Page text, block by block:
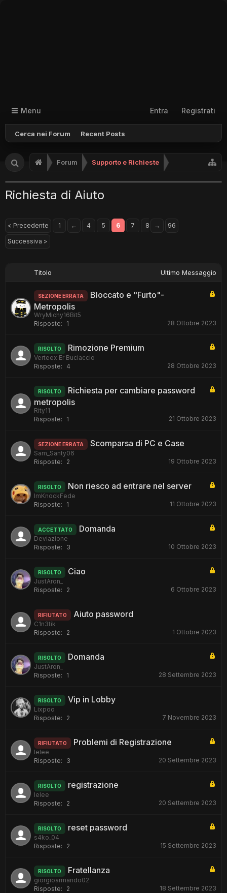
Menu
Cerca nei Forum Recent Posts
Entra Registrati
Forum Supporto e Richieste
Richiesta di Aiuto
< Precedente 1 ← 4 5 6 7 8 → 96
Successiva >
Titolo Ultimo Messaggio
SEZIONE ERRATA
Bloccato e "Furto"-
Metropolis
WryMichy16Bit5
Risposte:
1 28 Ottobre 2023
RISOLTO Rimozione Premium
Verteex Er Buciaccio
Risposte:
4 28 Ottobre 2023
RISOLTO
Richiesta per cambiare password
metropolis
Rity11
Risposte:
1 21 Ottobre 2023
SEZIONE ERRATA Scomparsa di PC e Case
Sam_Santy06
Risposte:
2 19 Ottobre 2023
RISOLTO Non riesco ad entrare nel server
ImKnockFede
Risposte:
1 11 Ottobre 2023
ACCETTATO Domanda
Deviazione
Risposte:
3 10 Ottobre 2023
RISOLTO Ciao
JustAron_
Risposte:
2 6 Ottobre 2023
RIFIUTATO Aiuto password
C1n3tik
Risposte:
2 1 Ottobre 2023
RISOLTO Domanda
JustAron_
Risposte:
1 28 Settembre 2023
RISOLTO Vip in Lobby
Lixpoo
Risposte:
2 7 Novembre 2023
RIFIUTATO Problemi di Registrazione
lelee
Risposte:
3 20 Settembre 2023
RISOLTO registrazione
lelee
Risposte:
2 20 Settembre 2023
RISOLTO reset password
s4ko_04
Risposte:
2 15 Settembre 2023
RISOLTO Fratellanza
giorgioarmando02
Risposte:
2 18 Settembre 2023